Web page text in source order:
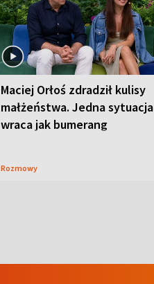
Maciej Orłoś zdradził kulisy
małżeństwa. Jedna sytuacja
wraca jak bumerang
Rozmowy